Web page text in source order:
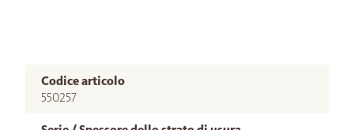
Codice articolo
550257